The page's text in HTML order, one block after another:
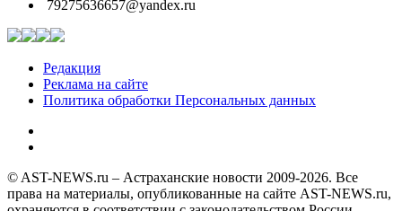
79275636657@yandex.ru
Редакция
Реклама на сайте
Политика обработки Персональных данных
© AST-NEWS.ru – Астраханские новости 2009-2026. Все
права на материалы, опубликованные на сайте AST-NEWS.ru,